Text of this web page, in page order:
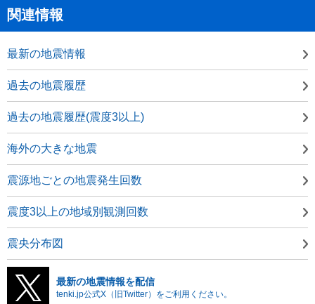
関連情報
最新の地震情報
過去の地震履歴
過去の地震履歴(震度3以上)
海外の大きな地震
震源地ごとの地震発生回数
震度3以上の地域別観測回数
震央分布図
最新の地震情報を配信
tenki.jp公式X（旧Twitter）をご利用ください。